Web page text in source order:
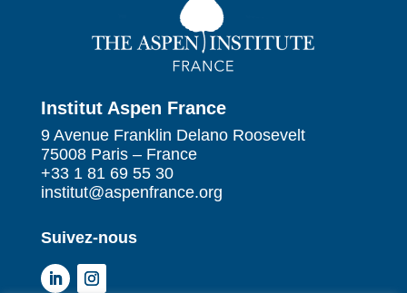
Institut Aspen France
9 Avenue Franklin Delano Roosevelt
75008 Paris – France
+33 1 81 69 55 30
institut@aspenfrance.org
Suivez-nous